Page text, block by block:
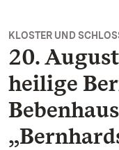
KLOSTER UND
20.
heilige